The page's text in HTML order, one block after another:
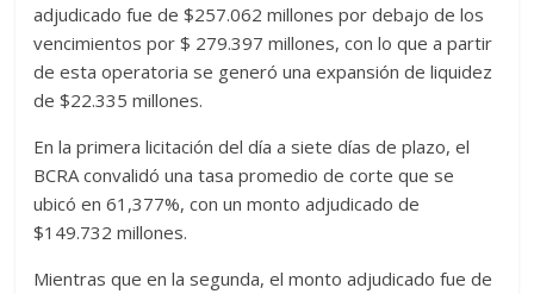
adjudicado fue de $257.062 millones por debajo de los
vencimientos por $ 279.397 millones, con lo que a partir
de esta operatoria se generó una expansión de liquidez
de $22.335 millones.
En la primera licitación del día a siete días de plazo, el
BCRA convalidó una tasa promedio de corte que se
ubicó en 61,377%, con un monto adjudicado de
$149.732 millones.
Mientras que en la segunda, el monto adjudicado fue de